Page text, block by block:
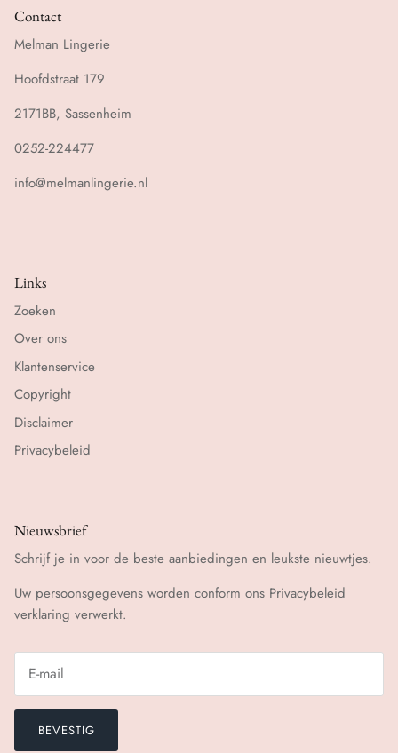
Contact
Melman Lingerie
Hoofdstraat 179
2171BB, Sassenheim
0252-224477
info@melmanlingerie.nl
Links
Zoeken
Over ons
Klantenservice
Copyright
Disclaimer
Privacybeleid
Nieuwsbrief
Schrijf je in voor de beste aanbiedingen en leukste nieuwtjes.
Uw persoonsgegevens worden conform ons Privacybeleid
verklaring verwerkt.
BEVESTIG